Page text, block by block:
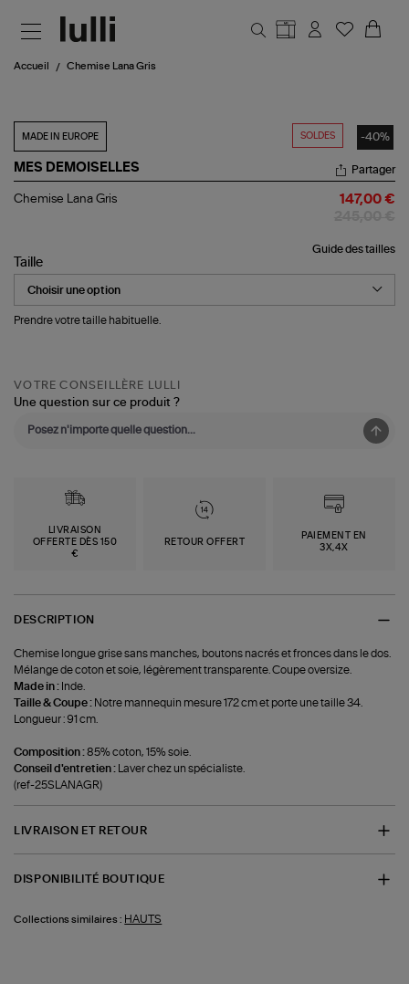
Accueil Chemise Lana Gris
SOLDES -40%
MADE IN EUROPE
MES DEMOISELLES
Chemise
Partager
Chemise Lana Gris 147,00 €
Guide des tailles
Taille
Prendre votre taille habituelle.
VOTRE CONSEILLÈRE LULLI
Une question sur ce produit ?
LIVRAISON
OFFERTE DÈS 150
€
RETOUR OFFERT
PAIEMENT EN
3X,4X
DESCRIPTION
Chemise longue grise sans manches, boutons nacrés et fronces dans le dos.
Mélange de coton et soie, légèrement transparente. Coupe oversize.
Made in : Inde.
Taille & Coupe : Notre mannequin mesure 172 cm et porte une taille 34.
Longueur : 91 cm.
Composition :85% coton, 15% soie.
Conseil d'entretien :
Laver chez un spécialiste.
(ref-25SLANAGR)
LIVRAISON ET RETOUR
DISPONIBILITÉ BOUTIQUE
Collections similaires : HAUTS